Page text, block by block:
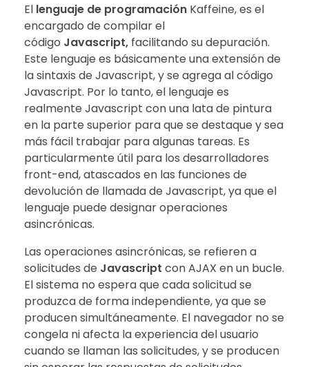
El lenguaje de programación Kaffeine, es el
encargado de compilar el
código Javascript, facilitando su depuración.
Este lenguaje es básicamente una extensión de
la sintaxis de Javascript, y se agrega al código
Javascript. Por lo tanto, el lenguaje es
realmente Javascript con una lata de pintura
en la parte superior para que se destaque y sea
más fácil trabajar para algunas tareas. Es
particularmente útil para los desarrolladores
front-end, atascados en las funciones de
devolución de llamada de Javascript, ya que el
lenguaje puede designar operaciones
asincrónicas.
Las operaciones asincrónicas, se refieren a
solicitudes de Javascript con AJAX en un bucle.
El sistema no espera que cada solicitud se
produzca de forma independiente, ya que se
producen simultáneamente. El navegador no se
congela ni afecta la experiencia del usuario
cuando se llaman las solicitudes, y se producen